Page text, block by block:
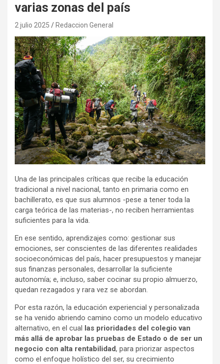
varias zonas del país
2 julio 2025 Redaccion General
Una de las principales críticas que recibe la educación
tradicional a nivel nacional, tanto en primaria como en
bachillerato, es que sus alumnos -pese a tener toda la
carga teórica de las materias-, no reciben herramientas
suficientes para la vida.
En ese sentido, aprendizajes como: gestionar sus
emociones, ser conscientes de las diferentes realidades
socioeconómicas del país, hacer presupuestos y manejar
sus finanzas personales, desarrollar la suficiente
autonomía; e, incluso, saber cocinar su propio almuerzo,
quedan rezagados y rara vez se abordan.
Por esta razón, la educación experiencial y personalizada
se ha venido abriendo camino como un modelo educativo
alternativo, en el cual las prioridades del colegio van
más allá de aprobar las pruebas de Estado o de ser un
negocio con alta rentabilidad, para priorizar aspectos
como el enfoque holístico del ser, su crecimiento